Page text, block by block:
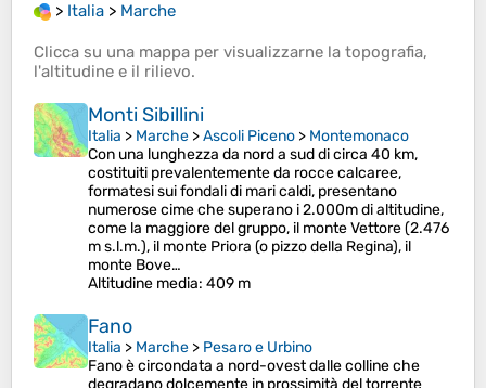
> Italia > Marche
Clicca su una mappa per visualizzarne la topografia,
l'altitudine e il rilievo.
Monti Sibillini
Italia > Marche >Ascoli Piceno > Montemonaco
Con una lunghezza da nord a sud di circa 40 km,
costituiti prevalentemente da rocce calcaree,
formatesi sui fondali di mari caldi, presentano
numerose cime che superano i 2.000m di altitudine,
come la maggiore del gruppo, il monte Vettore (2.476
m s.l.m.), il monte Priora (o pizzo della Regina), il
monte Bove…
Altitudine media: 409 m
Fano
Italia > Marche > Pesaro e Urbino
Fano è circondata a nord-ovest dalle colline che
degradano dolcemente in prossimità del torrente